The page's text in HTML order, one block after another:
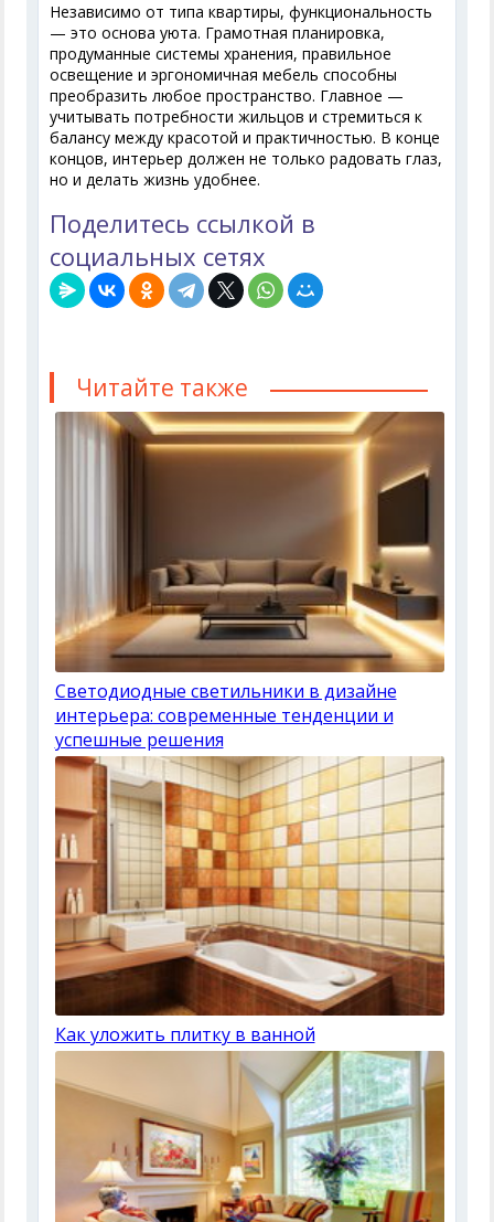
Независимо от типа квартиры, функциональность
— это основа уюта. Грамотная планировка,
продуманные системы хранения, правильное
освещение и эргономичная мебель способны
преобразить любое пространство. Главное —
учитывать потребности жильцов и стремиться к
балансу между красотой и практичностью. В конце
концов, интерьер должен не только радовать глаз,
но и делать жизнь удобнее.
Поделитесь ссылкой в
социальных сетях
Читайте также
Светодиодные светильники в дизайне
интерьера: современные тенденции и
успешные решения
Как уложить плитку в ванной